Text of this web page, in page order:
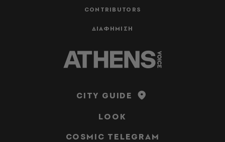
CONTRIBUTORS
ΔΙΑΦΗΜΙΣΗ
CITY GUIDE
LOOK
COSMIC TELEGRAM